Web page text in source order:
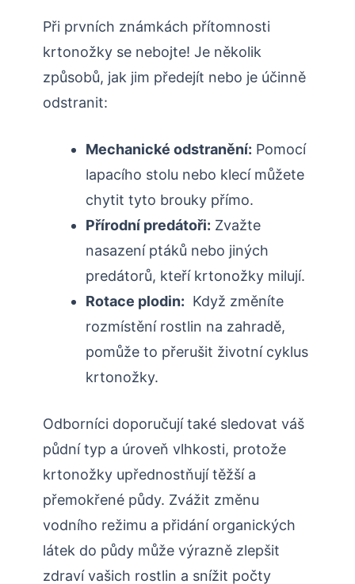
Při prvních známkách přítomnosti
krtonožky se nebojte! Je několik
způsobů, jak jim předejít nebo je účinně
odstranit:
Mechanické odstranění: Pomocí
lapacího‌ stolu nebo klecí můžete
chytit tyto brouky přímo.
Přírodní predátoři: Zvažte‌
nasazení ptáků nebo jiných
predátorů, kteří⁤ krtonožky milují.
Rotace plodin: ⁤ Když změníte
rozmístění rostlin na zahradě,
pomůže to přerušit životní cyklus
krtonožky.
Odborníci doporučují také sledovat váš
půdní typ a úroveň vlhkosti,⁣ protože
krtonožky upřednostňují těžší a
přemokřené⁢ půdy. Zvážit ​změnu
vodního režimu⁢ a přidání organických
látek do půdy ⁢může výrazně zlepšit
zdraví vašich rostlin a snížit​ počty